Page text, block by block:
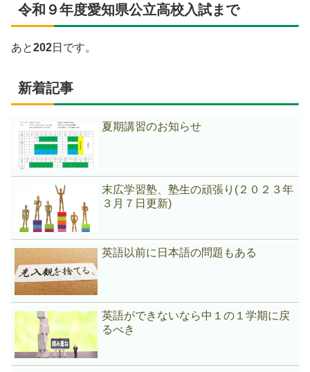
令和９年度愛知県公立高校入試まで
あと202日です。
新着記事
夏期講習のお知らせ
末広学習塾、塾生の頑張り(２０２３年
３月７日更新)
英語以前に日本語の問題もある
英語ができないなら中１の１学期に戻
るべき